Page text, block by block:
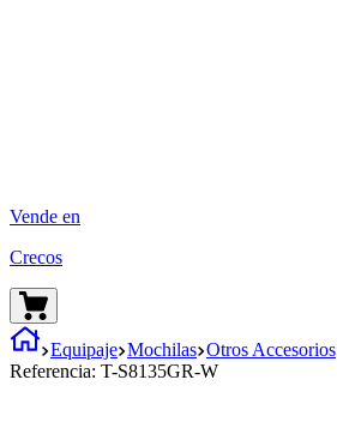
Vende en
Crecos
Equipaje Mochilas Otros Accesorios
Referencia: T-S8135GR-W